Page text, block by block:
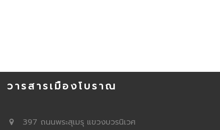
วารสารเมืองโบราณ
397 ถนนพระสุเมรุ แขวงบวรนิเวศ